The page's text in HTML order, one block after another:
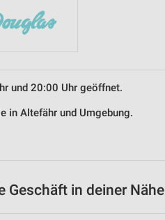
und 20:00 Uhr geöffnet.
in Altefähr und Umgebung.
Geschäft in deiner Nähe